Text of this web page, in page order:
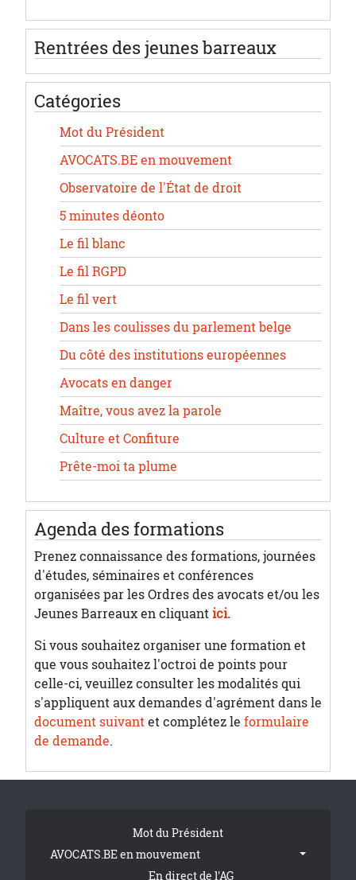
Rentrées des jeunes barreaux
Catégories
Mot du Président
AVOCATS.BE en mouvement
Observatoire de l'État de droit
5 minutes déonto
Le fil blanc
Le fil RGPD
Le fil vert
Dans les coulisses du parlement belge
Du côté des institutions européennes
Avocats en danger
Maître, vous avez la parole
Culture et Confiture
Prête-moi ta plume
Agenda des formations
Prenez connaissance des formations, journées
d'études, séminaires et conférences
organisées par les Ordres des avocats et/ou les
Jeunes Barreaux en cliquantici.
Si vous souhaitez organiser une formation et
que vous souhaitez l'octroi de points pour
celle-ci, veuillez consulter les modalités qui
s'appliquent aux demandes d'agrément dans le
document suivantet complétez le formulaire
de demande.
Tribune FooterMot du Président
AVOCATS.BE en mouvement
En direct de l'AG